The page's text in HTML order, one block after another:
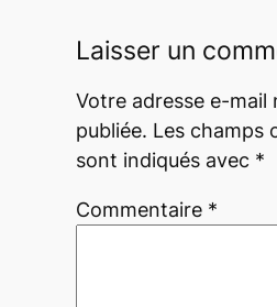
Laisser un
Votre adresse e-mail
publiée. Les champs
sont indiqués avec *
Commentaire *